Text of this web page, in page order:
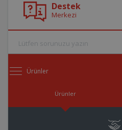
Destek
Merkezi
Ürünler
Ürünler